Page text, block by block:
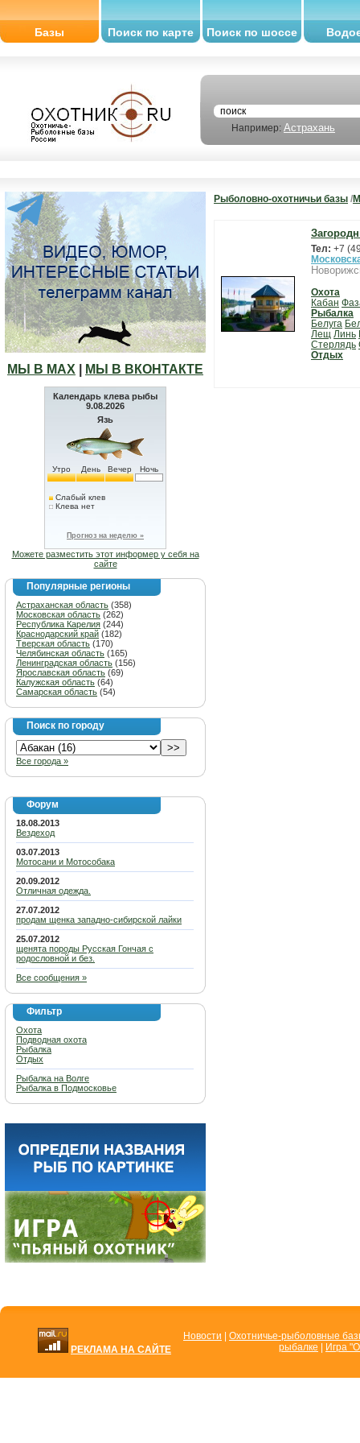
Базы Поиск по карте Поиск по шоссе
Например: Астрахань
МЫ В МАХ МЫ В ВКОНТАКТЕ
Календарь клева рыбы
9.08.2026
Язь
Утро День Вечер Ночь
Слабый клев
Клева нет
Прогноз на неделю »
Можете разместить этот информер у себя на
сайте
Популярные регионы
Астраханская область (358)
Московская область (262)
Республика Карелия (244)
Краснодарский край (182)
Тверская область (170)
Челябинская область (165)
Ленинградская область (156)
Ярославская область (69)
Калужская область (64)
Самарская область (54)
Поиск по городу
Все города »
Форум
18.08.2013
Вездеход
03.07.2013
Мотосани и Мотособака
20.09.2012
Отличная одежда.
27.07.2012
продам щенка западно-сибирской лайки
25.07.2012
щенята породы Русская Гончая с
родословной и без.
Все сообщения »
Фильтр
Охота
Подводная охота
Рыбалка
Отдых
Рыбалка на Волге
Рыбалка в Подмосковье
Рыболовно-охотничьи базы /
Тел: +7
Охота
Кабан
Рыбалка
Белуга
Лещ Линь
Стерлядь
Отдых
РЕКЛАМА НА САЙТЕ
Новости
Охотничье-рыболовные
рыбалке
Игра